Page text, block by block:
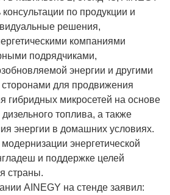
консультации по продукции и
решения,
компаниями
подрядчиками,
энергии и другими
для продвижения
гибридных микросетей на основе
топлива, а также
энергии в домашних условиях.
энергетической
и поддержке целей
страны.
AINEGY на стенде заявил: